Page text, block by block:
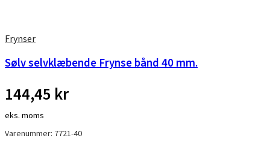
Frynser
Sølv selvklæbende Frynse bånd 40 mm.
144,45 kr
eks. moms
Varenummer: 7721-40